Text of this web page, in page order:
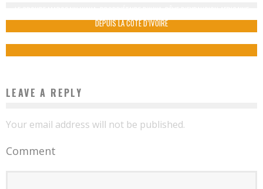
DEPUIS LA CÔTE D’IVOIRE
LEAVE A REPLY
Your email address will not be published.
Comment